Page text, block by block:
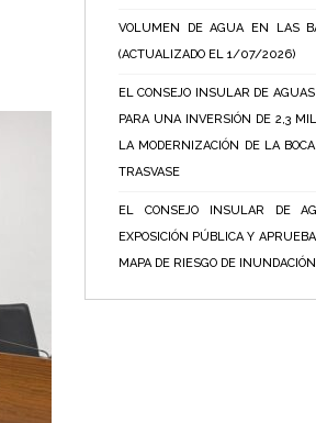
VOLUMEN DE AGUA EN LAS
(ACTUALIZADO EL 1/07/2026)
EL CONSEJO INSULAR DE
PARA UNA INVERSIÓN DE 2,3
LA MODERNIZACIÓN DE LA
TRASVASE
EL CONSEJO INSULAR DE
EXPOSICIÓN PÚBLICA Y
MAPA DE RIESGO DE INUNDACIÓN